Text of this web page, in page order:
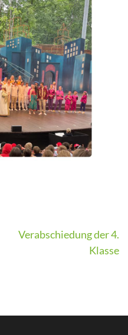
Verabschiedung der 4.
Klasse